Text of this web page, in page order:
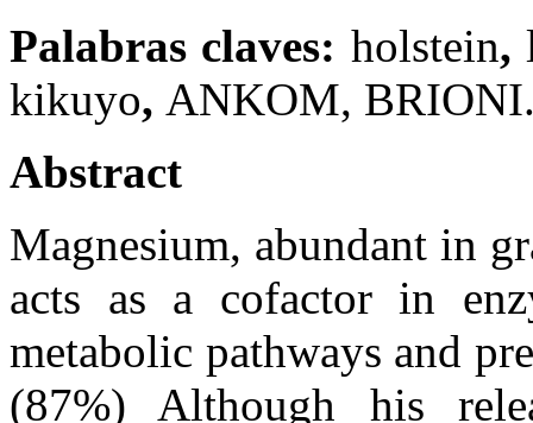
Palabras claves: holstein,
kikuyo, ANKOM,
Abstract
Magnesium, abundant in
acts as a cofactor in
metabolic pathways and
(87%) Although his